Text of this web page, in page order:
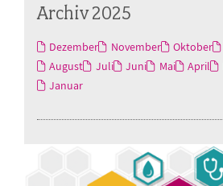
Archiv 2025
Dezember November Oktober
August
Juli Juni Mai April
Januar